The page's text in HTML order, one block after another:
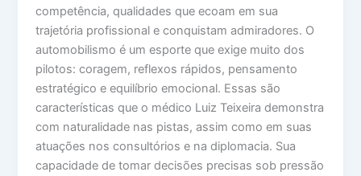
competência, qualidades que ecoam em sua
trajetória profissional e conquistam admiradores. O
automobilismo é um esporte que exige muito dos
pilotos: coragem, reflexos rápidos, pensamento
estratégico e equilíbrio emocional. Essas são
características que o médico Luiz Teixeira demonstra
com naturalidade nas pistas, assim como em suas
atuações nos consultórios e na diplomacia. Sua
capacidade de tomar decisões precisas sob pressão